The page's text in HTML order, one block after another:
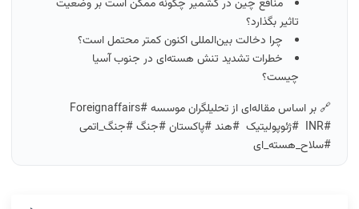
منافع چین در کشمیر چگونه ممکن است بر وضعیت
تاثیر بگذارد؟
چرا دخالت بین‌المللی اکنون کمتر محتمل است؟
خطرات تشدید تنش هسته‌ای در جنوب آسیا
چیست؟
🔗 بر اساس مقاله‌ای از تحلیلگران موسسه #Foreignaffairs
#INR #ژئوپولیتیک #هند #پاکستان #جنگ #جنگ_اتمی
#سلاح_هسته_ای